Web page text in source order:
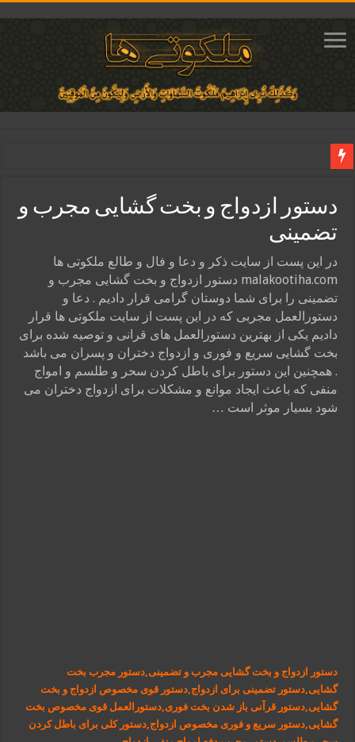
ختم آیات ۲ و ۳ سوره طلاق برای افزایش رزق و روزی | روش ختم، متن آیات و فضیلت
آیات قرآنی برای استجابت دعا و آسان شدن کارها و برآورده شدن حاجت
قویترین ذکر استجابت دعا و حاجت روایی | ذکر اسماء الحسنی برآورده شدن حاجت
دعای افزایش رزق و روزی و ثروتمند شدن | متن دعا و اذکار مجرب
دستور ازدواج و بخت گشایی مجرب و
تضمینی
در این پست از سایت ذکر و دعا و فال و طالع ملکوتی ها
malakootiha.com دستور ازدواج و بخت گشایی مجرب و
تضمینی را برای شما دوستان گرامی قرار دادیم . دعا و
دستورالعمل مجربی که در این پست از سایت ملکوتی ها قرار
دادیم یکی از بهترین دستورالعمل های قرانی و توصیه شده برای
بخت گشایی سریع و فوری و ازدواج دختران و پسران می باشد
. همچنین این دستور برای باطل کردن سحر و طلسم و امواج
منفی که باعث ایجاد موانع و مشکلات برای ازدواج دختران می
شود بسیار موثر است …
دستور ازدواج و بخت گشایی مجرب و تضمینی,دستور مجرب بخت
گشایی,دستور تضمینی برای ازدواج,دستور قوی مخصوص ازدواج و بخت
گشایی,دستور قرآنی باز شدن بخت فوری,دستورالعمل قوی مخصوص بخت
گشایی,دستور سریع و فوری مخصوص ازدواج,دستور کلی برای باطل کردن